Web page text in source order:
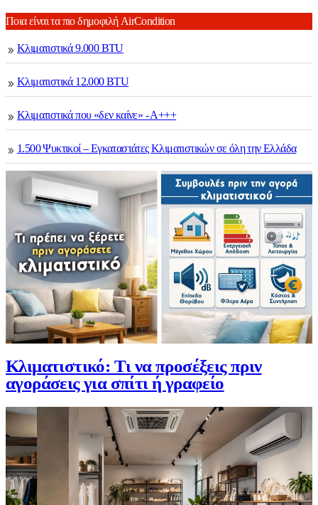
Ποια είναι τα πιο δημοφιλή AirCondition
Κλιματιστικά 9.000 BTU
Κλιματιστικά 12.000 BTU
Κλιματιστικά που «δεν καίνε» - Α+++
1.500 Ψυκτικοί – Εγκαταστάτες Κλιματιστικών σε όλη την Ελλάδα
Κλιματιστικό: Τι να προσέξεις πριν
αγοράσεις για σπίτι ή γραφείο